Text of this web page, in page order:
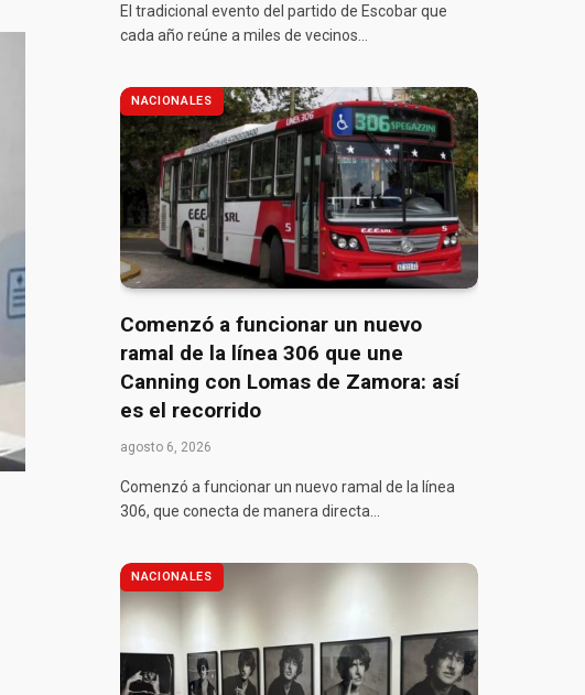
El tradicional evento del partido de Escobar que
cada año reúne a miles de vecinos…
NACIONALES
Comenzó a funcionar un nuevo
ramal de la línea 306 que une
Canning con Lomas de Zamora: así
es el recorrido
agosto 6, 2026
Comenzó a funcionar un nuevo ramal de la línea
306, que conecta de manera directa…
NACIONALES